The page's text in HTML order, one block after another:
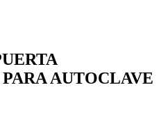
AUTOCLAVE